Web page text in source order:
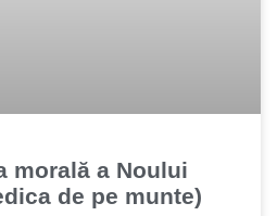
morală a Noului
de pe munte)